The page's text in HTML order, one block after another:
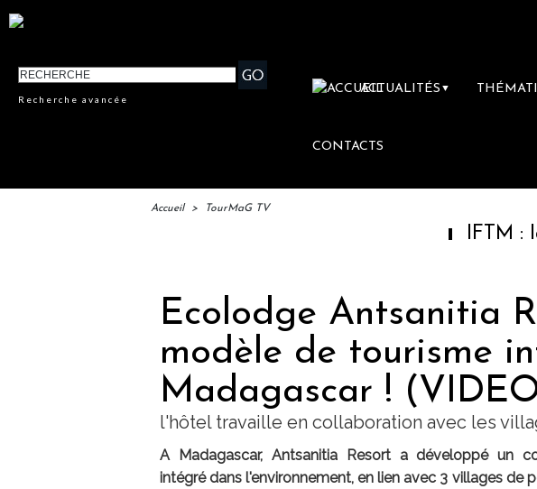
Recherche avancée
ACTUALITÉS ▼
CONTACTS
Accueil > TourMaG TV
IFTM :
Ecolodge Antsanitia
modèle de tourisme
Madagascar !
l'hôtel travaille en collaboration avec les
A Madagascar, Antsanitia Resort a développé un
intégré dans l'environnement, en lien avec 3 villages de